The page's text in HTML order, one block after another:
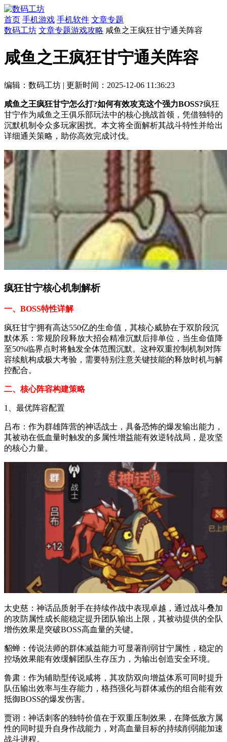
首页 手机游戏 手机软件 文章专题
数码工坊 文章专题游戏攻略 咸鱼之王疯狂甘宁通关阵容
咸鱼之王疯狂甘宁通关阵容
编辑：数码工坊 | 更新时间：2025-12-06 11:36:23
咸鱼之王疯狂甘宁怎么打?如何有效攻克这个强力BOSS?疯狂
甘宁作为咸鱼之王俱乐部玩法中的核心挑战首领，凭借独特的
沉默机制令众多玩家困扰。本文将全面解析其战斗特性并给出
详细通关策略，助你高效完成讨伐。
疯狂甘宁核心机制解析
一、BOSS特性详解
疯狂甘宁拥有高达550亿的生命值，其核心威胁在于双阶段沉
默体系：常规阶段释放大招会精准沉默后排单位，当生命值降
至50%临界点时将触发全体范围沉默。这种双重控制机制对阵
容续航构成极大考验，需要特别注意关键技能的释放时机与解
控配合。
二、核心阵容构建策略
1、最优阵容配置
吕布：作为群雄阵营的神话战士，具备恐怖的爆发输出能力，
其被动在低血量时触发的多属性增益能有效逆转战局，是攻坚
的核心力量。
太史慈：神话品质射手在持续作战中表现卓越，通过战斗叠加
的攻防属性成长能稳定提升团队输出上限，其被动提供的全队
增伤效果是突破BOSS高血量的关键。
貂蝉：传说法师的群体减益能力可显著削弱甘宁属性，稳定的
控场效果能有效缓解团队生存压力，为输出创造安全环境。
鲁肃：作为辅助型传说咸将，其攻防双向增益体系可同时提升
队伍输出效率与生存能力，格挡强化与群体减伤的组合能有效
抵御BOSS的爆发伤害。
贾诩：神话刺客的独特价值在于双重压制效果，在降低敌方属
性的同时提升自身作战能力，对高血量目标的持续削弱能加速
战斗进程。